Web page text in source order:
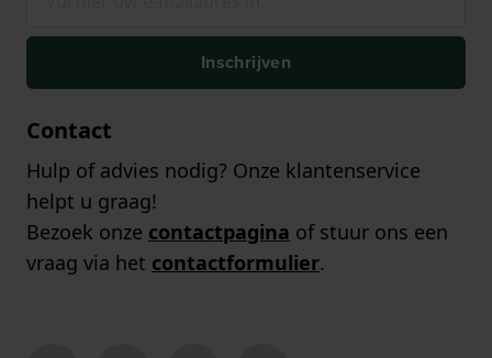
Inschrijven
Contact
Hulp of advies nodig? Onze klantenservice
helpt u graag!
Bezoek onze contactpagina of stuur ons een
vraag via het contactformulier.